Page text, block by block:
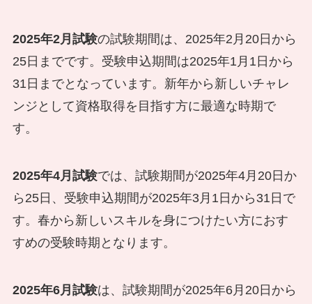
2025年2月試験の試験期間は、2025年2月20日から
25日までです。受験申込期間は2025年1月1日から
31日までとなっています。新年から新しいチャレ
ンジとして資格取得を目指す方に最適な時期で
す。
2025年4月試験では、試験期間が2025年4月20日か
ら25日、受験申込期間が2025年3月1日から31日で
す。春から新しいスキルを身につけたい方におす
すめの受験時期となります。
2025年6月試験は、試験期間が2025年6月20日から